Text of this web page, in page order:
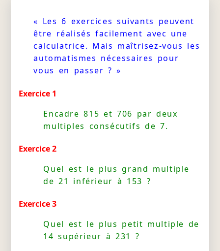
« Les 6 exercices suivants peuvent
être réalisés facilement avec une
calculatrice. Mais maîtrisez-vous les
automatismes nécessaires pour
vous en passer ? »
Exercice 1
Encadre 815 et 706 par deux
multiples consécutifs de 7.
Exercice 2
Quel est le plus grand multiple
de 21 inférieur à 153 ?
Exercice 3
Quel est le plus petit multiple de
14 supérieur à 231 ?